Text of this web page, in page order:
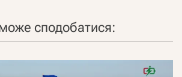
сподобатися: